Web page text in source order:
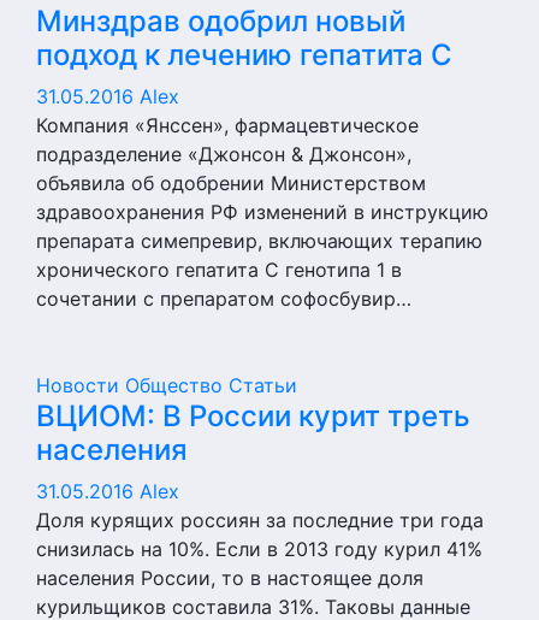
Минздрав одобрил новый
подход к лечению гепатита С
31.05.2016 Alex
Компания «Янссен», фармацевтическое
подразделение «Джонсон & Джонсон»,
объявила об одобрении Министерством
здравоохранения РФ изменений в инструкцию
препарата симепревир, включающих терапию
хронического гепатита С генотипа 1 в
сочетании с препаратом софосбувир…
Новости Общество Статьи
ВЦИОМ: В России курит треть
населения
31.05.2016 Alex
Доля курящих россиян за последние три года
снизилась на 10%. Если в 2013 году курил 41%
населения России, то в настоящее доля
курильщиков составила 31%. Таковы данные